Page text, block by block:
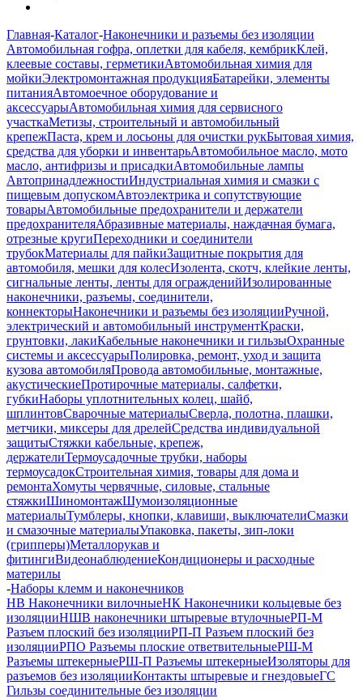
Главная-Каталог-Наконечники и разъемы без изоляции
Автомобильная гофра, оплетки для кабеля, кембрикКлей,
клеевые составы, герметикиАвтомобильная химия для
мойкиЭлектромонтажная продукцияБатарейки, элементы
питанияАвтомоечное оборудование и
аксессуарыАвтомобильная химия для сервисного
участкаМетизы, строительный и автомобильный
крепежПаста, крем и лосьоны для очистки рукБытовая химия,
средства для уборки и инвентарьАвтомобильное масло, мото
масло, антифризы и присадкиАвтомобильные лампы
АвтопринадлежностиИндустриальная химия и смазки с
пищевым допускомАвтоэлектрика и сопутствующие
товарыАвтомобильные предохранители и держатели
предохранителяАбразивные материалы, наждачная бумага,
отрезные кругиПереходники и соединители
трубокМатериалы для пайкиЗащитные покрытия для
автомобиля, мешки для колесИзолента, скотч, клейкие ленты,
сигнальные ленты, ленты для огражденийИзолированные
наконечники, разъемы, соединители,
коннекторыНаконечники и разъемы без изоляцииРучной,
электрический и автомобильный инструментКраски,
грунтовки, лакиКабельные наконечники и гильзыОхранные
системы и аксессуарыПолировка, ремонт, уход и защита
кузова автомобиляПровода автомобильные, монтажные,
акустическиеПротирочные материалы, салфетки,
губкиНаборы уплотнительных колец, шайб,
шплинтовСварочные материалыСверла, полотна, плашки,
метчики, миксеры для дрелейСредства индивидуальной
защитыСтяжки кабельные, крепеж,
держателиТермоусадочные трубки, наборы
термоусадокСтроительная химия, товары для дома и
ремонтаХомуты червячные, силовые, стальные
стяжкиШиномонтажШумоизоляционные
материалыТумблеры, кнопки, клавиши, выключателиСмазки
и смазочные материалыУпаковка, пакеты, зип-локи
(грипперы)Металлорукав и
фитингиВидеонаблюдениеКондиционеры и расходные
материлы
-Наборы клемм и наконечников
НВ Наконечники вилочныеНК Наконечники кольцевые без
изоляцииНШВ наконечники штыревые втулочныеРП-М
Разъем плоский без изоляцииРП-П Разъем плоский без
изоляцииРПО Разъемы плоские ответвительныеРШ-М
Разъемы штекерныеРШ-П Разъемы штекерныеИзоляторы для
разъемов без изоляцииКонтакты штыревые и гнездовыеГС
Гильзы соединительные без изоляции